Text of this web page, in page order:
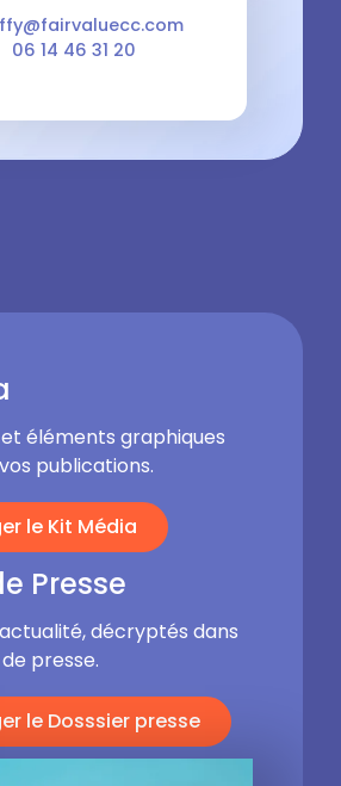
06 14 46 31 20
et éléments graphiques
publications.
le Kit Média
Presse
décryptés dans
presse.
le Dosssier presse